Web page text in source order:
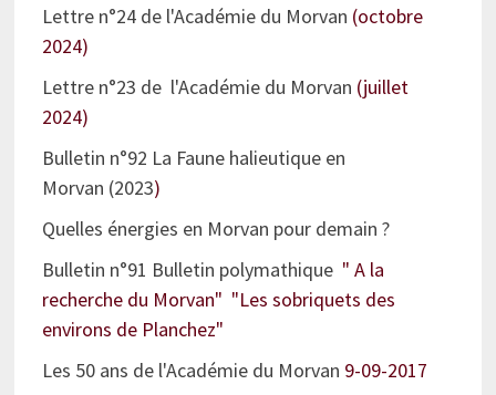
Lettre n°24 de l'Académie du Morvan (octobre
2024)
Lettre n°23 de l'Académie du Morvan (juillet
2024)
Bulletin n°92 La Faune halieutique en
Morvan (2023)
Quelles énergies en Morvan pour demain ?
Bulletin n°91 Bulletin polymathique" A la
recherche du Morvan" "Les sobriquets des
environs de Planchez"
Les 50 ans de l'Académie du Morvan 9-09-2017